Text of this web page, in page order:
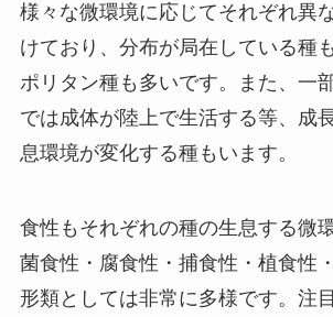
様々な微環境に応じてそれぞれ異
けており、分布が局在している種
ポリタン種も多いです。また、一
では成体が陸上で生活する等、成
息環境が変化する種もいます。
食性もそれぞれの種の生息する微
菌食性・腐食性・捕食性・植食性
形類としては非常に多様です。注